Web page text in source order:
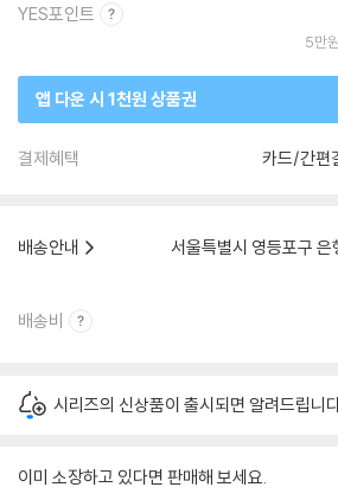
YES포인트
5만
앱 다운 시 1천원 상품권
결제혜택 카드/간편
배송안내
서울특별시 영등포구 은
배송비
시리즈의 신상품이 출시되면 알려드립니
이미 소장하고 있다면 판매해 보세요.